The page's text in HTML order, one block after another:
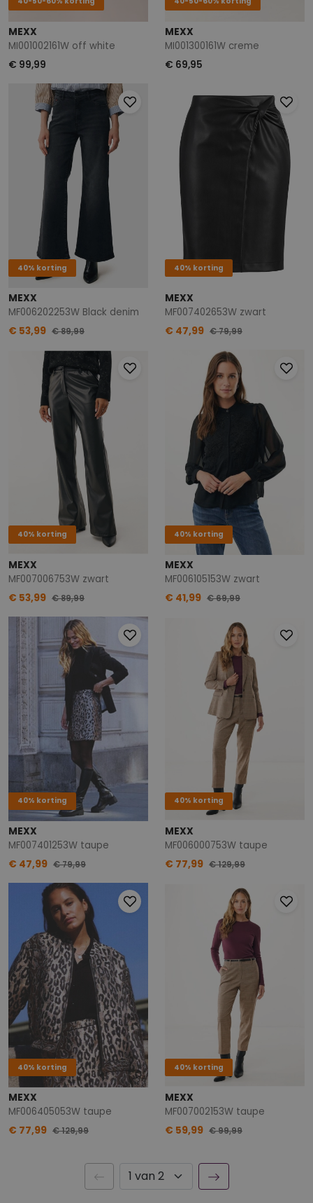
MEXX
MI001002161W off white
€ 99,99
MEXX
MI001300161W creme
€ 69,95
40% korting
MEXX
MF006202253W Black denim
€ 53,99 € 89,99
40% korting
MEXX
MF007402653W zwart
€ 47,99 € 79,99
40% korting
MEXX
MF007006753W zwart
€ 53,99 € 89,99
40% korting
MEXX
MF006105153W zwart
€ 41,99 € 69,99
40% korting
MEXX
MF007401253W taupe
€ 47,99 € 79,99
40% korting
MEXX
MF006000753W taupe
€ 77,99 € 129,99
40% korting
MEXX
MF006405053W taupe
€ 77,99 € 129,99
40% korting
MEXX
MF007002153W taupe
€ 59,99 € 99,99